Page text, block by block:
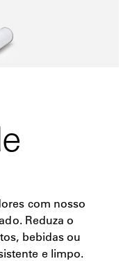
com nosso
Reduza o
bebidas ou
e limpo.